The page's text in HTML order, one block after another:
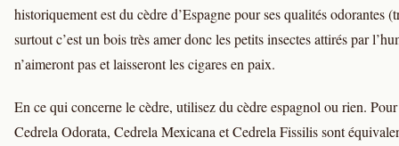
historiquement est du cèdre d’Espagne pour ses qualités odorantes
surtout c’est un bois très amer donc les petits insectes attirés par
n’aimeront pas et laisseront les cigares en paix.
En ce qui concerne le cèdre, utilisez du cèdre espagnol ou rien.
Cedrela Odorata, Cedrela Mexicana et Cedrela Fissilis sont